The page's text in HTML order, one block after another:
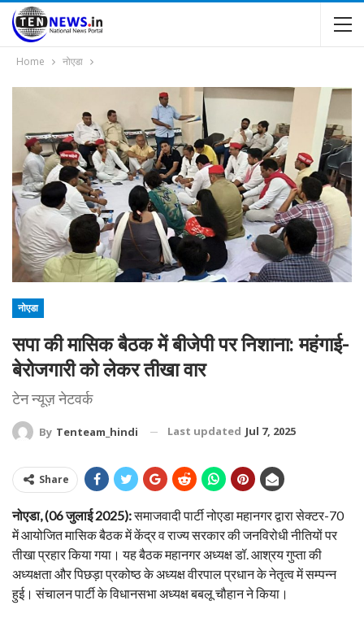
Home नोएडा
नोएडा
सपा की मासिक बैठक में बीजेपी पर निशाना: महंगाई-
बेरोजगारी को लेकर तीखा वार
टेन न्यूज़ नेटवर्क
By Tenteam_hindi Last updated Jul 7, 2025
Share
नोएडा, (06 जुलाई 2025):समाजवादी पार्टी नोएडा महानगर द्वारा सेक्टर-70
में आयोजित मासिक बैठक में केंद्र व राज्य सरकार की जनविरोधी नीतियों पर
तीखा प्रहार किया गया। यह बैठक महानगर अध्यक्ष डॉ. आश्रय गुप्ता की
अध्यक्षता और पिछड़ा प्रकोष्ठ के अध्यक्ष वीरपाल प्रधान के नेतृत्व में सम्पन्न
हुई। संचालन पार्टी के विधानसभा अध्यक्ष बबलू चौहान ने किया।